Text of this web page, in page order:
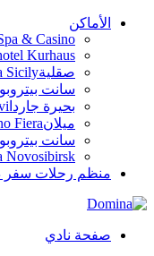
الأماكن
& Casino
Kurhaus
صقليةSicily
سانت
بحيرة جاردا
ميلانFiera
سانت
Novosibirsk
منظم رحلات سفر
صفحة نادي